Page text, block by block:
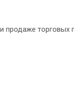
продаже торговых